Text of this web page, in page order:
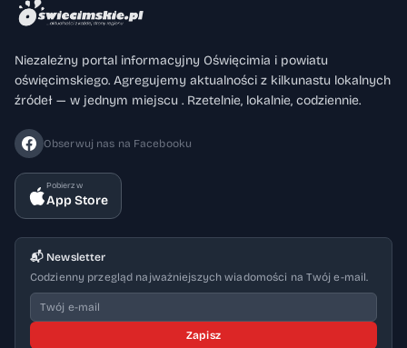
Niezależny portal informacyjny Oświęcimia i powiatu
oświęcimskiego. Agregujemy aktualności z kilkunastu lokalnych
źródeł — w jednym miejscu . Rzetelnie, lokalnie, codziennie.
Obserwuj nas na Facebooku
Pobierz w
App Store
📬 Newsletter
Codzienny przegląd najważniejszych wiadomości na Twój e-mail.
Zapisz